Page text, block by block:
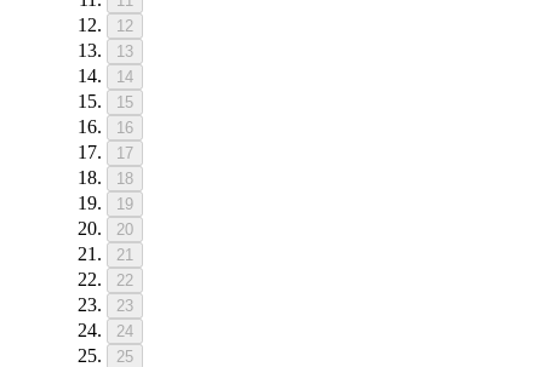
12
13
14
15
16
17
18
19
20
21
22
23
24
25